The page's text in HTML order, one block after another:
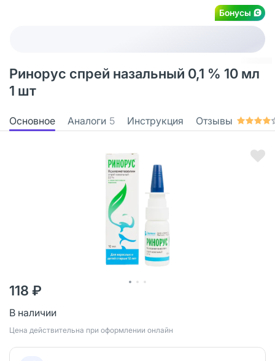
Бонусы
Ринорус спрей назальный 0,1 % 10 мл
1 шт
Основное Аналоги 5 Инструкция Отзывы
118 ₽
В наличии
Цена действительна при оформлении онлайн